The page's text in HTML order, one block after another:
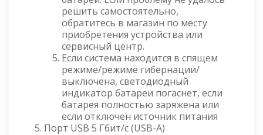
решить самостоятельно,
обратитесь в магазин по месту
приобретения устройства или
сервисный центр.
Если система находится в спящем
режиме/режиме гибернации/
выключена, светодиодный
индикатор батареи погаснет, если
батарея полностью заряжена или
если отключен источник питания
Порт USB 5 Гбит/с (USB-A)